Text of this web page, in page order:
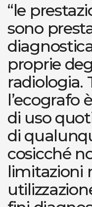
“le
sono
proprie
radiologia.
l’ecografo
di uso
di
cosicché
limitazioni